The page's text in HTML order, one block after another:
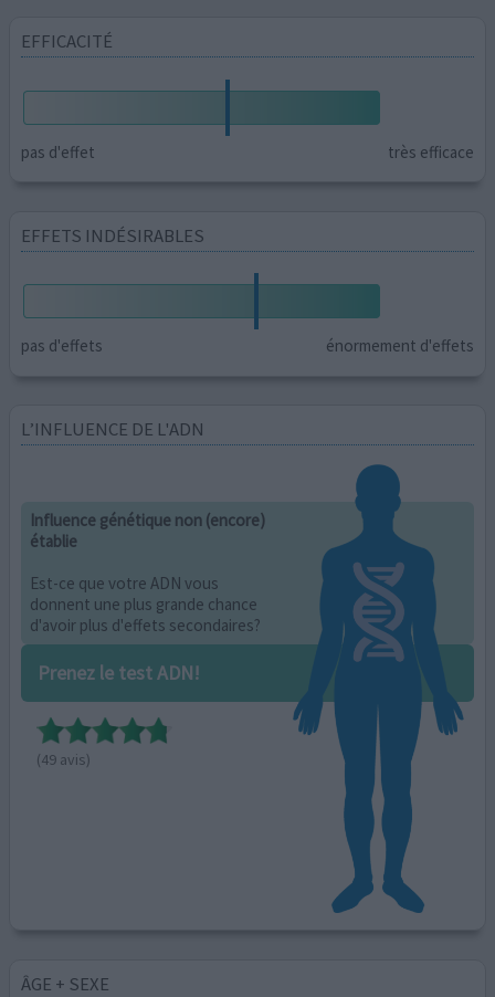
EFFICACITÉ
pas d'effet très efficace
EFFETS INDÉSIRABLES
pas d'effets énormement d'effets
L’INFLUENCE DE L'ADN
Influence génétique non (encore)
établie
Est-ce que votre ADN vous
donnent une plus grande chance
d'avoir plus d'effets secondaires?
Prenez le test ADN!
(49 avis)
ÂGE + SEXE